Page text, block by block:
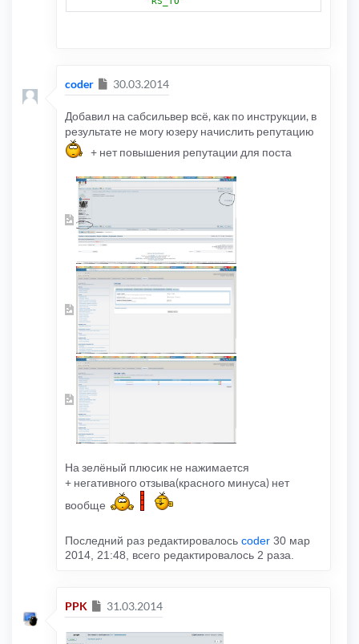
coder Сообщение
30.03.2014
Добавил на сабсильвер всё, как по инструкции, в
результате не могу юзеру начислить репутацию
+ нет повышения репутации для поста
На зелёный плюсик не нажимается
+ негативного отзыва(красного минуса) нет
вообще
Последний раз редактировалось coder 30 мар
2014, 21:48, всего редактировалось 2 раза.
PPK Сообщение
31.03.2014